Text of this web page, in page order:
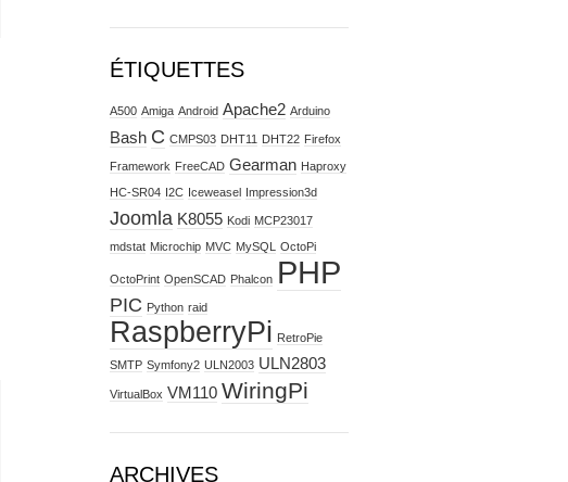
ÉTIQUETTES
A500 Amiga Android Apache2 Arduino
Bash C CMPS03 DHT11 DHT22 Firefox
Framework FreeCAD Gearman Haproxy
HC-SR04 I2C Iceweasel Impression3d
Joomla K8055 Kodi MCP23017
mdstat Microchip MVC MySQL OctoPi
OctoPrint OpenSCAD Phalcon PHP
PIC Python raid
RaspberryPi RetroPie
SMTP Symfony2 ULN2003 ULN2803
VirtualBox VM110 WiringPi
ARCHIVES